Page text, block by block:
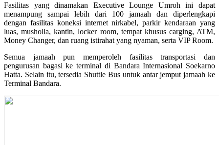
Fasilitas yang dinamakan Executive Lounge Umroh ini dapat
menampung sampai lebih dari 100 jamaah dan diperlengkapi
dengan fasilitas koneksi internet nirkabel, parkir kendaraan yang
luas, musholla, kantin, locker room, tempat khusus carging, ATM,
Money Changer, dan ruang istirahat yang nyaman, serta VIP Room.
Semua jamaah pun memperoleh fasilitas transportasi dan
pengurusan bagasi ke terminal di Bandara Internasional Soekarno
Hatta. Selain itu, tersedia Shuttle Bus untuk antar jemput jamaah ke
Terminal Bandara.